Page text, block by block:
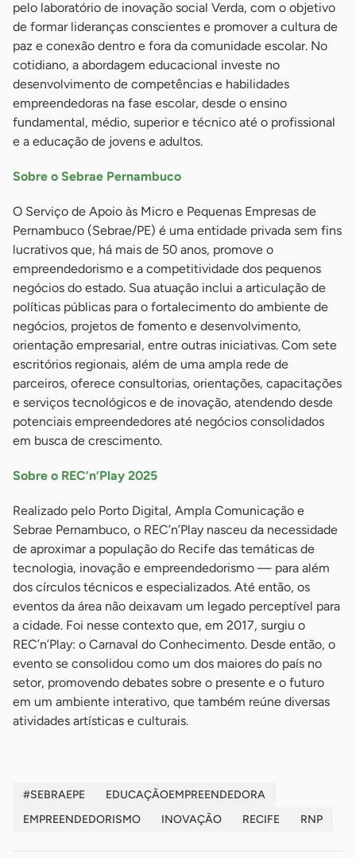
pelo laboratório de inovação social Verda, com o objetivo
de formar lideranças conscientes e promover a cultura de
paz e conexão dentro e fora da comunidade escolar. No
cotidiano, a abordagem educacional investe no
desenvolvimento de competências e habilidades
empreendedoras na fase escolar, desde o ensino
fundamental, médio, superior e técnico até o profissional
e a educação de jovens e adultos.
Sobre o Sebrae Pernambuco
O Serviço de Apoio às Micro e Pequenas Empresas de
Pernambuco (Sebrae/PE) é uma entidade privada sem fins
lucrativos que, há mais de 50 anos, promove o
empreendedorismo e a competitividade dos pequenos
negócios do estado. Sua atuação inclui a articulação de
políticas públicas para o fortalecimento do ambiente de
negócios, projetos de fomento e desenvolvimento,
orientação empresarial, entre outras iniciativas. Com sete
escritórios regionais, além de uma ampla rede de
parceiros, oferece consultorias, orientações, capacitações
e serviços tecnológicos e de inovação, atendendo desde
potenciais empreendedores até negócios consolidados
em busca de crescimento.
Sobre o REC’n’Play 2025
Realizado pelo Porto Digital, Ampla Comunicação e
Sebrae Pernambuco, o REC’n’Play nasceu da necessidade
de aproximar a população do Recife das temáticas de
tecnologia, inovação e empreendedorismo — para além
dos círculos técnicos e especializados. Até então, os
eventos da área não deixavam um legado perceptível para
a cidade. Foi nesse contexto que, em 2017, surgiu o
REC’n’Play: o Carnaval do Conhecimento. Desde então, o
evento se consolidou como um dos maiores do país no
setor, promovendo debates sobre o presente e o futuro
em um ambiente interativo, que também reúne diversas
atividades artísticas e culturais.
#SEBRAEPE
EDUCAÇÃOEMPREENDEDORA
EMPREENDEDORISMO
INOVAÇÃO RECIFE RNP